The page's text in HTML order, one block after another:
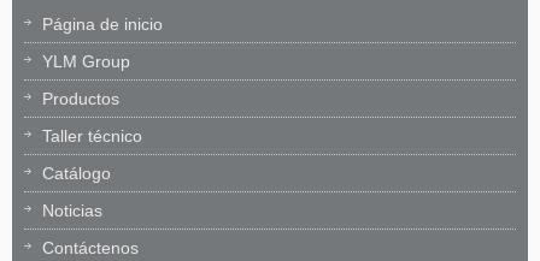
Página de inicio
YLM Group
Productos
Taller técnico
Catálogo
Noticias
Contáctenos